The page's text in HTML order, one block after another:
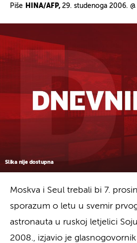
Piše HINA/AFP, 29. studenoga 2006. @
Slika nije dostupna
Moskva i Seul trebali bi 7.
sporazum o letu u svemir
astronauta u ruskoj letjelici
2008., izjavio je